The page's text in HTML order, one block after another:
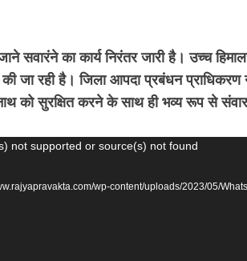
सवारंने का कार्य निरंतर जारी है। उच्च
जा रही है। जिला आपदा प्रबंधन
को सुरक्षित करने के साथ ही भव्य रूप से
not supported or source(s) not found
wp-content/uploads/2023/05/